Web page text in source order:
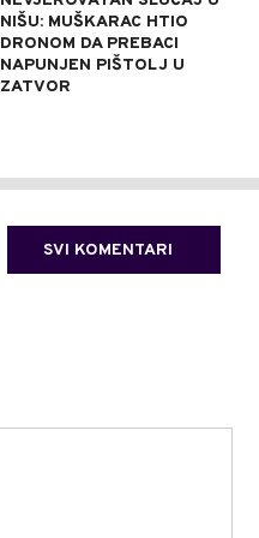
NIŠU: MUŠKARAC HTIO
DRONOM DA PREBACI
NAPUNJEN PIŠTOLJ U
ZATVOR
SVI KOMENTARI